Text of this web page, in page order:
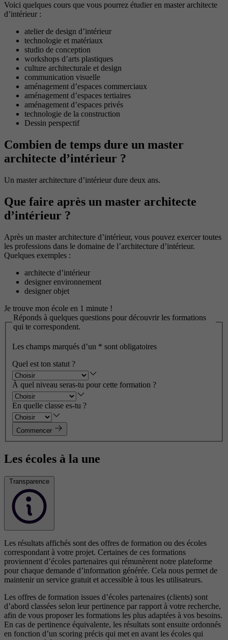
Voici quelques cours que vous pourrez étudier en master architecte
d’intérieur :
atelier de design d’intérieur
technologie et matériaux
studio de conception
workshops d’arts plastiques
culture architecturale et design
communication visuelle
aménagement d’espaces commerciaux
aménagement d’espaces tertiaires
aménagement d’espaces privés
technologie de la construction
Dessin perspectif
Combien de temps dure un master
architecte d’intérieur ?
Un master architecture d’intérieur dure deux ans.
Que faire après un master architecte
d’intérieur ?
Après un master architecture d’intérieur, vous pouvez exercer toutes
les professions dans le domaine de l’architecture d’intérieur.
Quelques exemples :
architecte d’intérieur
designer environnement
designer objet
Je trouve mon école en 1 minute !
Réponds à quelques questions pour découvrir les formations
qui te correspondent.
Les champs marqués d’un * sont obligatoires
Quel est ton statut ?
À quel niveau seras-tu pour cette formation ?
En quelle classe es-tu ?
Commencer
Les écoles à la une
Transparence
Les résultats affichés sont des offres de formation ou des écoles
correspondant à votre projet. Certaines de ces formations
proviennent d’écoles partenaires qui rémunèrent notre plateforme
pour chaque demande d’information générée. Cela nous permet de
maintenir un service gratuit et accessible à tous les utilisateurs.
Les offres de formation issues d’écoles partenaires (clients) sont
d’abord classées selon leur pertinence par rapport à votre recherche,
afin de vous proposer les formations les plus adaptées à vos besoins.
En cas de pertinence équivalente, les résultats sont ensuite ordonnés
en fonction d’un scoring précis qui met en avant les écoles qui